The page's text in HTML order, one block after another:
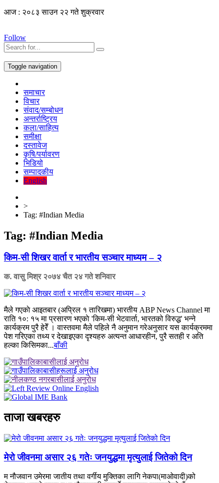
आज : २०८३ साउन २२ गते शुक्रवार
Follow
Toggle navigation
समाचार
विचार
संवाद/सम्बोधन
अन्तर्राष्ट्रिय
कला/साहित्य
समीक्षा
दस्तावेज
कृषि/पर्यावरण
भिडियो
सम्पादकीय
English
>
Tag: #Indian Media
Tag: #Indian Media
किम-सी शिखर वार्ता र भारतीय सञ्चार माध्यम – २
क. वासु मिश्र २०७४ चैत २४ गते शनिवार
मैले गएकाे आइतबार (अप्रिल १ तारिखमा) भारतीय ABP News Channel मा
राति १०: १५ मा प्रसारण भएकाे 'किम-सी भेटवार्ता, भारतको विरुद्ध' भन्ने
कार्यक्रम पुरै हेरेँ । वास्तवमा मैले पहिले नै अनुमान गरेअनुसार यस कार्यक्रममा
पेश गरिएका तथ्य र देखाइएका दृश्यहरु अत्यन्त आधारहीन, पुरै सतही र अति
हल्का किसिमका...बाँकी
ताजा खबरहरु
मेरो जीवनमा असार २६ गतेः जनयुद्धमा मृत्युलाई जितेको दिन
म नौजवान उमेरमा जातीय तथा वर्गीय मुक्तिका लागि नेकपा(माओवादी)को